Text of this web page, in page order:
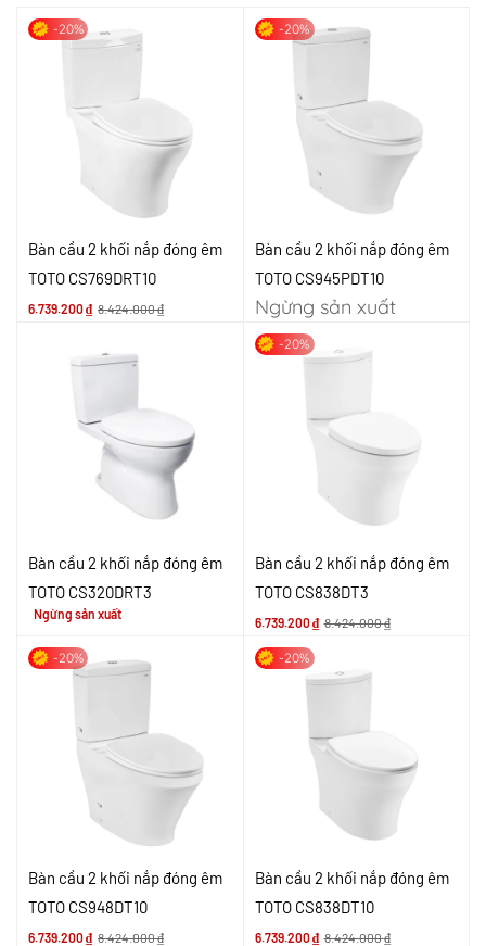
-20%
Bàn cầu 2 khối nắp đóng êm
TOTO CS769DRT10
6.739.200₫ 8.424.000₫
-20%
Bàn cầu 2 khối nắp đóng êm
TOTO CS945PDT10
Ngừng sản xuất
Bàn cầu 2 khối nắp đóng êm
TOTO CS320DRT3
Ngừng sản xuất
-20%
Bàn cầu 2 khối nắp đóng êm
TOTO CS838DT3
6.739.200₫ 8.424.000₫
-20%
Bàn cầu 2 khối nắp đóng êm
TOTO CS948DT10
6.739.200₫ 8.424.000₫
-20%
Bàn cầu 2 khối nắp đóng êm
TOTO CS838DT10
6.739.200₫ 8.424.000₫